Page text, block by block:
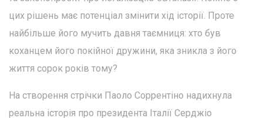
цих рішень має потенціал змінити хід історії. Проте
найбільше його мучить давня таємниця: хто був
коханцем його покійної дружини, яка зникла з його
життя сорок років тому?
На створення стрічки Паоло Соррентіно надихнула
реальна історія про президента Італії Серджіо